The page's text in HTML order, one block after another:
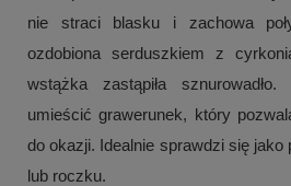
nie straci blasku i zachowa
ozdobiona serduszkiem z
wstążka zastąpiła
umieścić grawerunek, który
do okazji. Idealnie sprawdzi się
lub roczku.